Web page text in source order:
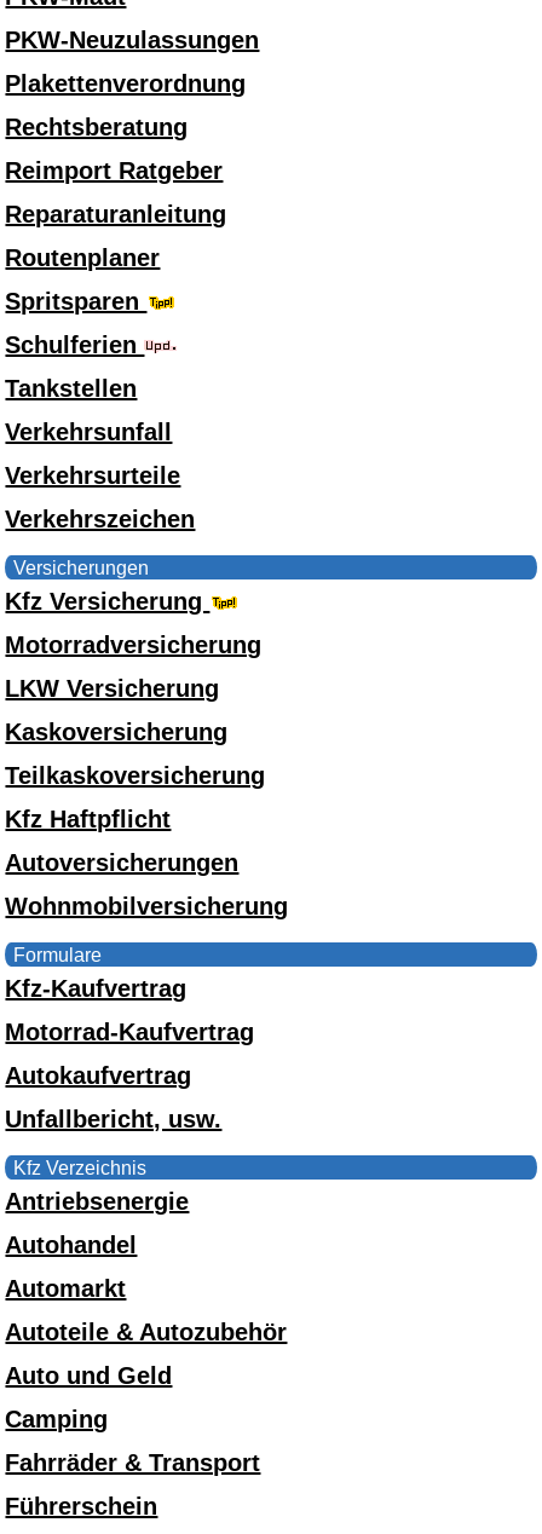
PKW-Neuzulassungen
Plakettenverordnung
Rechtsberatung
Reimport Ratgeber
Reparaturanleitung
Routenplaner
Spritsparen
Schulferien
Tankstellen
Verkehrsunfall
Verkehrsurteile
Verkehrszeichen
Versicherungen
Kfz Versicherung
Motorradversicherung
LKW Versicherung
Kaskoversicherung
Teilkaskoversicherung
Kfz Haftpflicht
Autoversicherungen
Wohnmobilversicherung
Formulare
Kfz-Kaufvertrag
Motorrad-Kaufvertrag
Autokaufvertrag
Unfallbericht, usw.
Kfz Verzeichnis
Antriebsenergie
Autohandel
Automarkt
Autoteile & Autozubehör
Auto und Geld
Camping
Fahrräder & Transport
Führerschein